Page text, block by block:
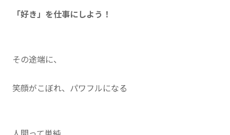
「好き」を仕事にしよう！
その途端に、
笑顔がこぼれ、パワフルになる